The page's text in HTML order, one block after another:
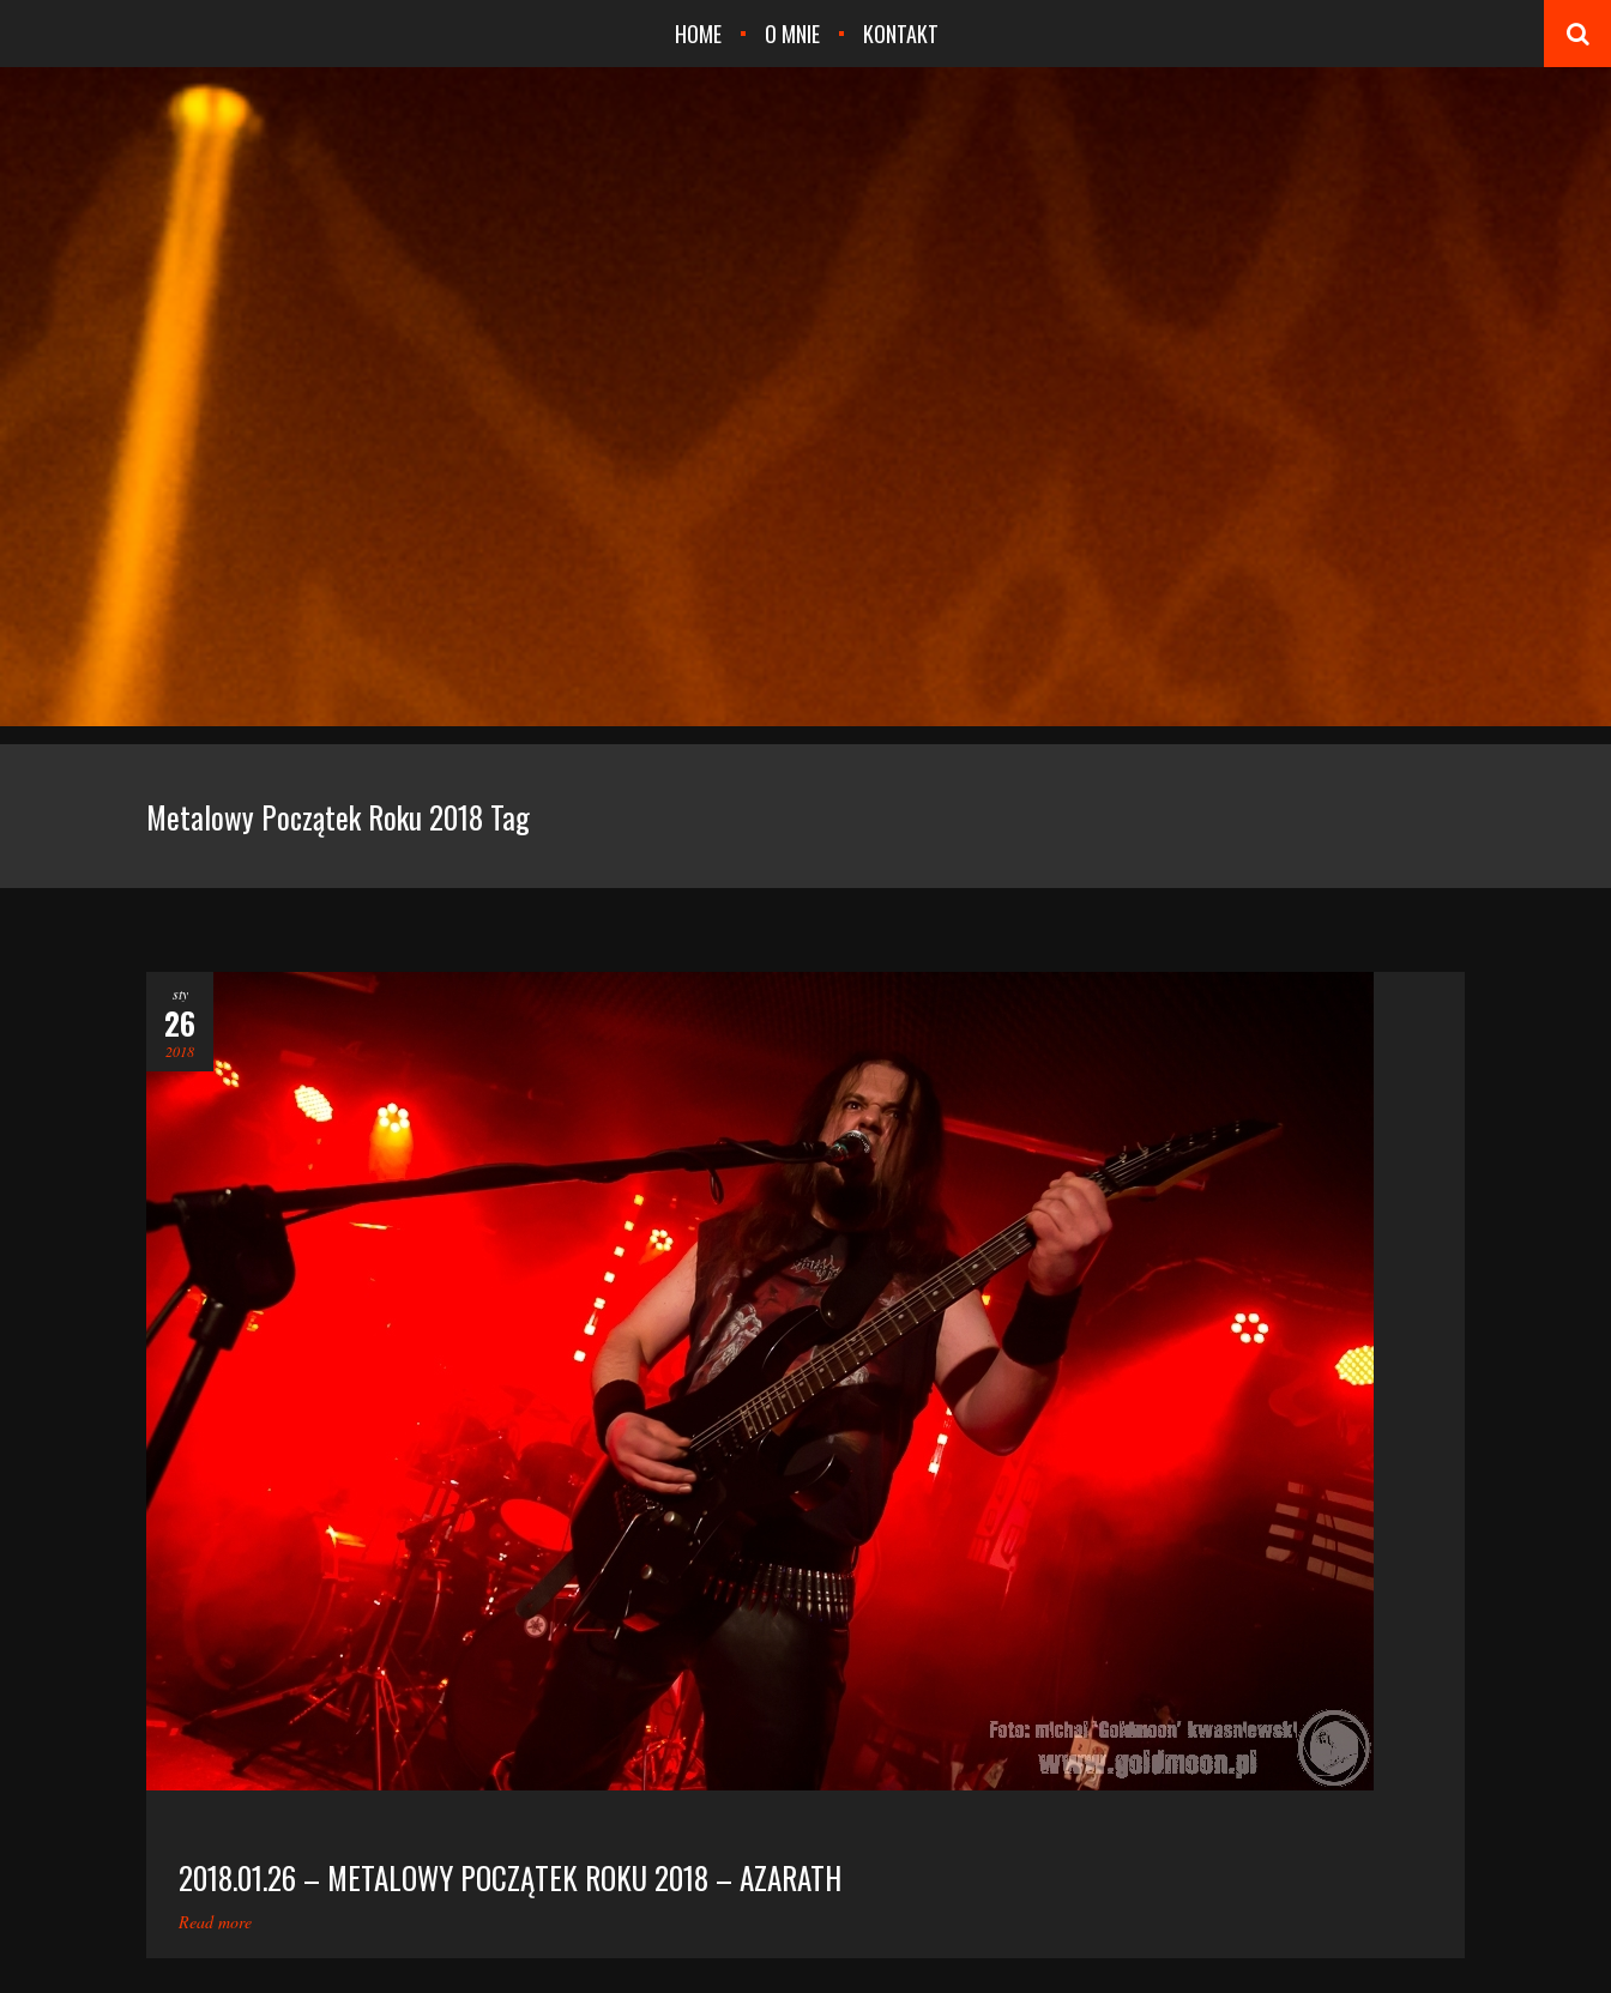
HOME O MNIE KONTAKT
Metalowy Początek Roku 2018 Tag
sty
26
2018
2018.01.26 – METALOWY POCZĄTEK ROKU 2018 – AZARATH
Read more